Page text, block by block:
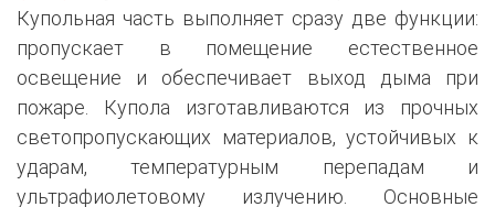
Купольная часть выполняет сразу две функции:
пропускает в помещение естественное
освещение и обеспечивает выход дыма при
пожаре. Купола изготавливаются из прочных
светопропускающих материалов, устойчивых к
ударам, температурным перепадам и
ультрафиолетовому излучению. Основные